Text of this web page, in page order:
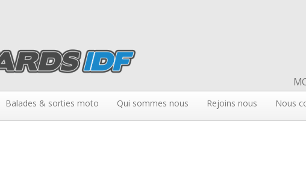
Balades & sorties moto Qui sommes nous Rejoins nous Nous